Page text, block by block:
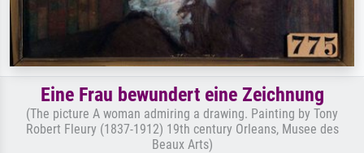
Eine Frau bewundert eine Zeichnung
(The picture A woman admiring a drawing. Painting by Tony
Robert Fleury (1837-1912) 19th century Orleans, Musee des
Beaux Arts)